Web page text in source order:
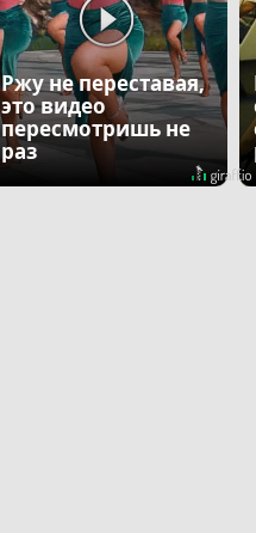
Ржу не переставая,
это видео
пересмотришь не
раз